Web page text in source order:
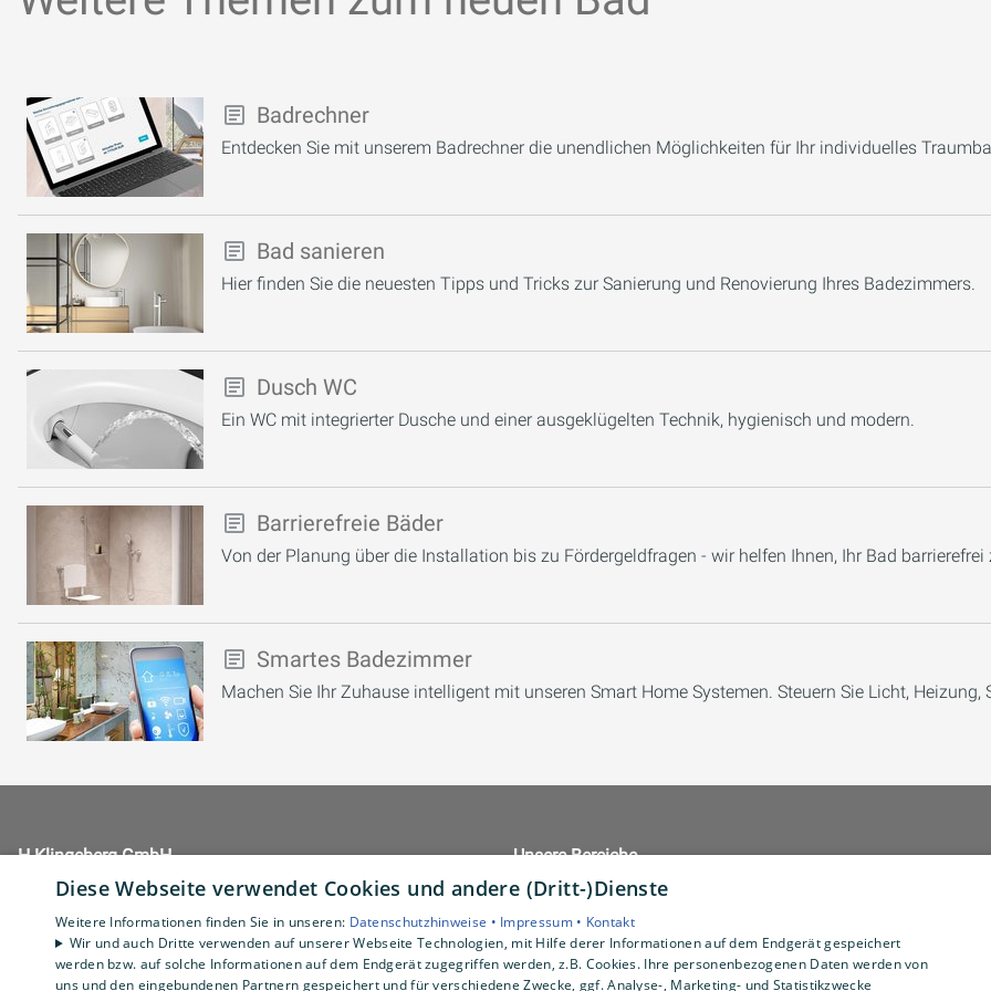
Badrechner
Entdecken Sie mit unserem Badrechner die unendlichen Möglichkeiten für Ihr individuelles
Bad sanieren
Hier finden Sie die neuesten Tipps und Tricks zur Sanierung und Renovierung Ihres Badezimmers.
Dusch WC
Ein WC mit integrierter Dusche und einer ausgeklügelten Technik, hygienisch und modern.
Barrierefreie Bäder
Von der Planung über die Installation bis zu Fördergeldfragen - wir helfen Ihnen, Ihr Bad barrierefrei
Smartes Badezimmer
Machen Sie Ihr Zuhause intelligent mit unseren Smart Home Systemen. Steuern Sie Licht,
H.Klingeberg GmbH
Industriestraße 34
E-Mail: hk.info@klingeberg.com
02871 16700
Unsere Bereiche
Privatkunden
Karriere
Unternehmen
Diese Webseite verwendet Cookies und andere (Dritt-)Dienste
Weitere Informationen finden Sie in unseren: Datenschutzhinweise • Impressum • Kontakt
Wir und auch Dritte verwenden auf unserer Webseite Technologien, mit Hilfe derer Informationen auf dem Endgerät gespeichert
werden bzw. auf solche Informationen auf dem Endgerät zugegriffen werden, z.B. Cookies. Ihre personenbezogenen Daten werden von
uns und den eingebundenen Partnern gespeichert und für verschiedene Zwecke, ggf. Analyse-, Marketing- und Statistikzwecke